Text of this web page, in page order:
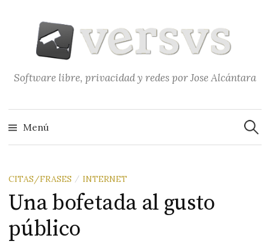
contenido
Software libre, privacidad y redes por Jose Alcántara
Menú
CITAS/FRASES / INTERNET
Una bofetada al gusto
público